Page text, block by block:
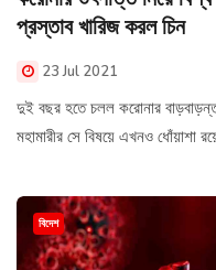
প্রস্তাব খারিজ করল চিন
23 Jul 2021
দুই বছর হতে চলল করোনার
মহামারীর সে বিষয়ে এখনও ধোঁয়াশা
বিদেশ